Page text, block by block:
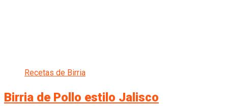
Recetas de Birria
Birria de Pollo estilo Jalisco